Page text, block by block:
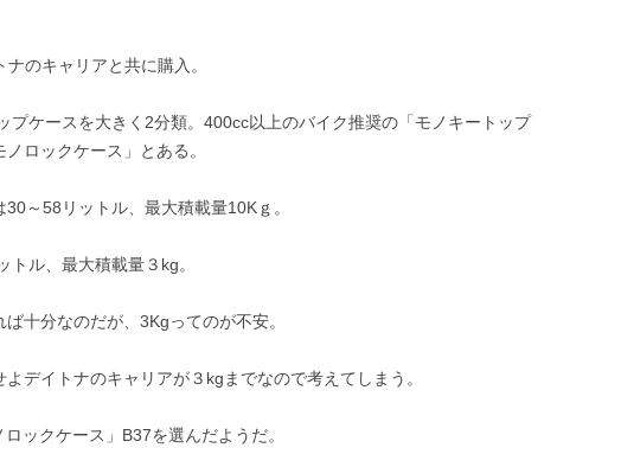
のキャリアと共に購入。
プケースを大きく2分類。400cc以上のバイク推奨の「モノキートップ
ロックケース」とある。
～58リットル、最大積載量10Kｇ。
トル、最大積載量３kg。
十分なのだが、3Kgってのが不安。
デイトナのキャリアが３kgまでなので考えてしまう。
ックケース」B37を選んだようだ。